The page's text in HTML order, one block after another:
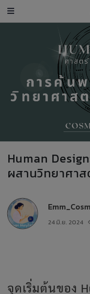
Human
ผสานวิทยาศา
24 มิ.ย. 2024
จุดเริ่มต้นของ